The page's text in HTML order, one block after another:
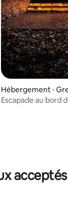
sur la base
Hébergement ⋅
on
Escapade au bord
acceptés